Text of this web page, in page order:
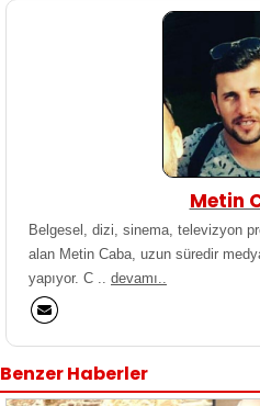
Metin
Belgesel, dizi, sinema, televizyon
alan Metin Caba, uzun süredir
yapıyor. C .. devamı..
Benzer Haberler